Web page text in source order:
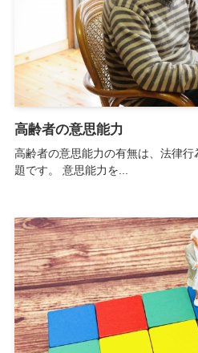
高齢者の意思能力
高齢者の意思能力の有無は、法律
題です。 意思能力を...